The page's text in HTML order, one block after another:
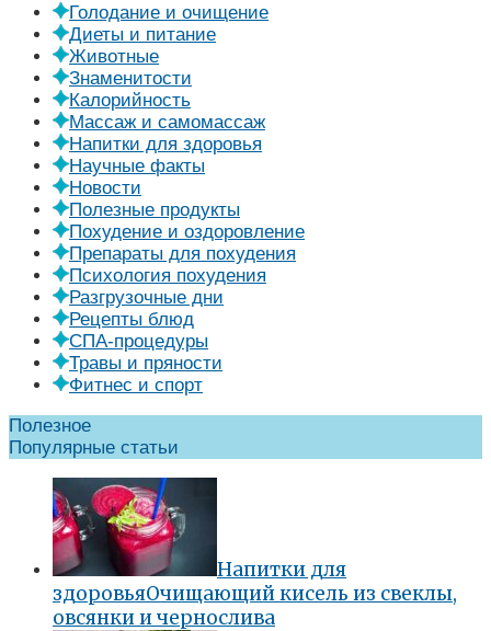
Голодание и очищение
Диеты и питание
Животные
Знаменитости
Калорийность
Массаж и самомассаж
Напитки для здоровья
Научные факты
Новости
Полезные продукты
Похудение и оздоровление
Препараты для похудения
Психология похудения
Разгрузочные дни
Рецепты блюд
СПА-процедуры
Травы и пряности
Фитнес и спорт
Полезное
Популярные статьи
Напитки для
здоровьяОчищающий кисель из свеклы,
овсянки и чернослива